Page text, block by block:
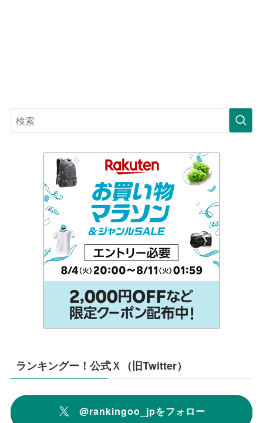
ランキングー！公式Ｘ（旧Twitter）
@rankingoo_jpをフォロー